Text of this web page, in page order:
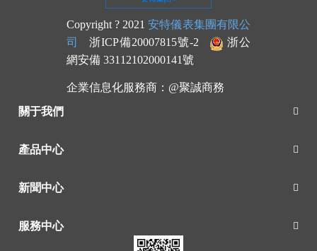
Copyright ? 2021安特儀表集團有限公
司
浙ICP備20007815號-2
浙公
網安備 33112102000141號
企業信息化服務商： @聚誠商務
關于我們
產品中心
新聞中心
服務中心